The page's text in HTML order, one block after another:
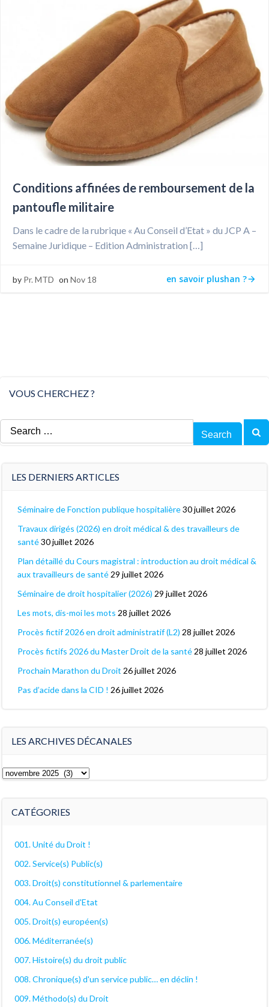
Conditions affinées de remboursement de la
pantoufle militaire
Dans le cadre de la rubrique « Au Conseil d’Etat » du JCP A –
Semaine Juridique – Edition Administration […]
by Pr. MTD on Nov 18 en savoir plushan ?
VOUS CHERCHEZ ?
Search
for:
LES DERNIERS ARTICLES
Séminaire de Fonction publique hospitalière30 juillet 2026
Travaux dirigés (2026) en droit médical & des travailleurs de
santé30 juillet 2026
Plan détaillé du Cours magistral : introduction au droit médical &
aux travailleurs de santé 29 juillet 2026
Séminaire de droit hospitalier (2026) 29 juillet 2026
Les mots, dis-moi les mots 28 juillet 2026
Procès fictif 2026 en droit administratif (L2) 28 juillet 2026
Procès fictifs 2026 du Master Droit de la santé 28 juillet 2026
Prochain Marathon du Droit 26 juillet 2026
Pas d’acide dans la CID ! 26 juillet 2026
LES ARCHIVES DÉCANALES
Les
CATÉGORIES
001. Unité du Droit !
002. Service(s) Public(s)
003. Droit(s) constitutionnel & parlementaire
004. Au Conseil d'Etat
005. Droit(s) européen(s)
006. Méditerranée(s)
007. Histoire(s) du droit public
008. Chronique(s) d'un service public… en déclin !
009. Méthodo(s) du Droit